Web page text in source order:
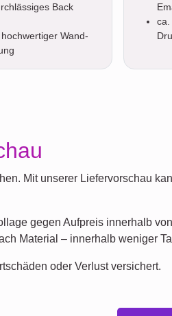
Back
Wand-
ca.
Mit unserer Liefervorschau
gegen Aufpreis innerhalb
Material – innerhalb weniger
oder Verlust versichert.